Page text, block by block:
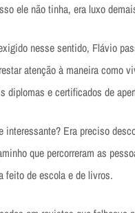
ele não tinha, era luxo
nesse sentido, Flávio
atenção à maneira como
diplomas e certificados de
Era preciso
que percorreram as
feito de escola e de livros.